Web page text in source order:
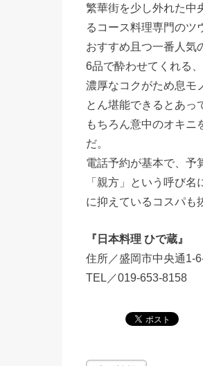
繁華街を少し外れた中
るコース料理専門のツ
おすすめ且つ一番人気
6品で酔わせてくれる
濃厚なコクがため息モ
とん堪能できるとあっ
もちろん意中のオキニ
だ。
電話予約が基本で、予
「親方」という呼び
に抑えているコスパも
『日本料理 ひで蔵』
住所／盛岡市中央通1-
TEL／019-653-8158